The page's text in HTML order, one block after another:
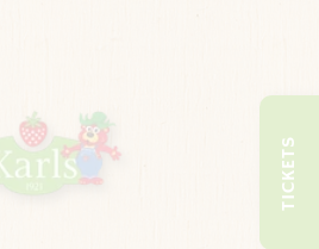
TICKETS